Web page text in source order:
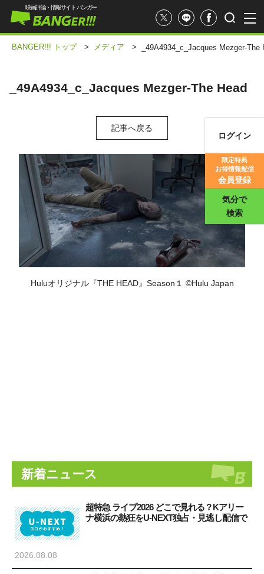
映画評論・情報サイト バンガー
ログイン
限定特典
お得情報配信
会員登録
気分で
検索
BANGER!!! トップ > メディア > _49A4934_c_Jacques Mezger-The
_49A4934_c_Jacques Mezger-The Head
記事へ戻る
Huluオリジナル『THE HEAD』Season１ ©Hulu Japan
新着ニュース
超特急 ライブ2026 どこで見れる？Kアリー
ナ横浜の熱狂をU-NEXT独占・見逃し配信で
2026.08.08